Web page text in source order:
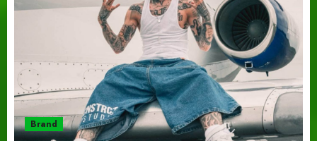
Brand